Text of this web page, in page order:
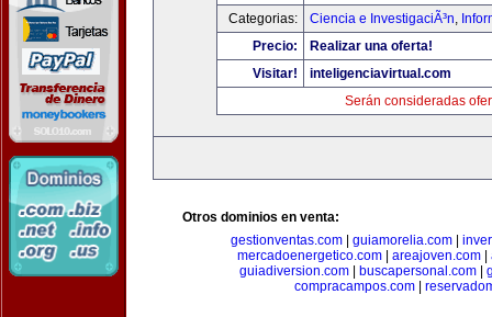
Categorias:
Ciencia e InvestigaciÃ³n,
Precio:
Realizar una oferta!
Visitar!
inteligenciavirtual.com
Serán consideradas
Otros dominios en venta:
gestionventas.com| guiamorelia.com|
mercadoenergetico.com| areajoven.com|
guiadiversion.com| buscapersonal.com|
compracampos.com